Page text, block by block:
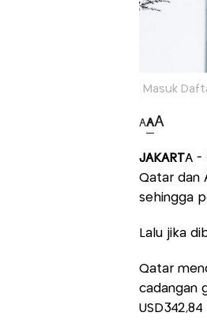
Masuk
AAA
JAKARTA -
Qatar dan
sehingga
Lalu jika
Qatar
cadangan